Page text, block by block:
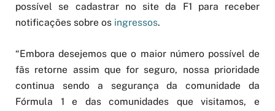
possível se cadastrar no site da F1 para receber
notificações sobre os ingressos.
“Embora desejemos que o maior número possível de
fãs retorne assim que for seguro, nossa prioridade
continua sendo a segurança da comunidade da
Fórmula 1 e das comunidades que visitamos, e